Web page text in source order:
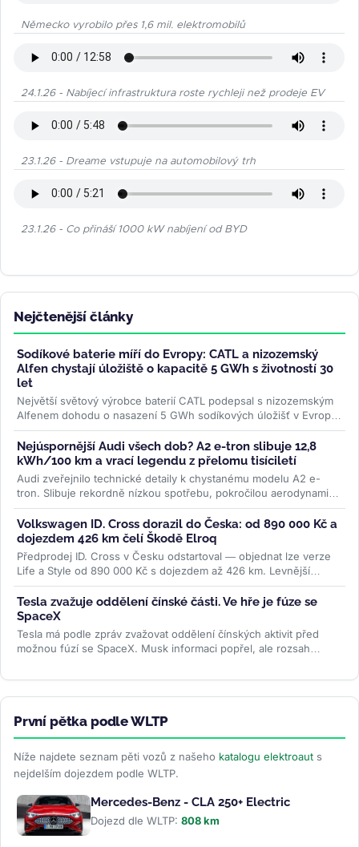
Německo vyrobilo přes 1,6 mil. elektromobilů
24.1.26 - Nabíjecí infrastruktura roste rychleji než prodeje EV
23.1.26 - Dreame vstupuje na automobilový trh
23.1.26 - Co přináší 1000 kW nabíjení od BYD
Nejčtenější články
Sodíkové baterie míří do Evropy: CATL a nizozemský
Alfen chystají úložiště o kapacitě 5 GWh s životností 30
let
Největší světový výrobce baterií CATL podepsal s nizozemským
Alfenem dohodu o nasazení 5 GWh sodíkových úložišť v Evropě.
Systém...>>
Nejúspornější Audi všech dob? A2 e-tron slibuje 12,8
kWh/100 km a vrací legendu z přelomu tisíciletí
Audi zveřejnilo technické detaily k chystanému modelu A2 e-
tron. Slibuje rekordně nízkou spotřebu, pokročilou aerodynamiku
i LFP baterii....>>
Volkswagen ID. Cross dorazil do Česka: od 890 000 Kč a
dojezdem 426 km čelí Škodě Elroq
Předprodej ID. Cross v Česku odstartoval — objednat lze verze
Life a Style od 890 000 Kč s dojezdem až 426 km. Levnější
Trend za 691 000 Kč...>>
Tesla zvažuje oddělení čínské části. Ve hře je fúze se
SpaceX
Tesla má podle zpráv zvažovat oddělení čínských aktivit před
možnou fúzí se SpaceX. Musk informaci popřel, ale rozsah
První pětka podle WLTP
Níže najdete seznam pěti vozů z našeho katalogu elektroaut s
nejdelším dojezdem podle WLTP.
Mercedes-Benz - CLA 250+ Electric
Dojezd dle WLTP: 808 km